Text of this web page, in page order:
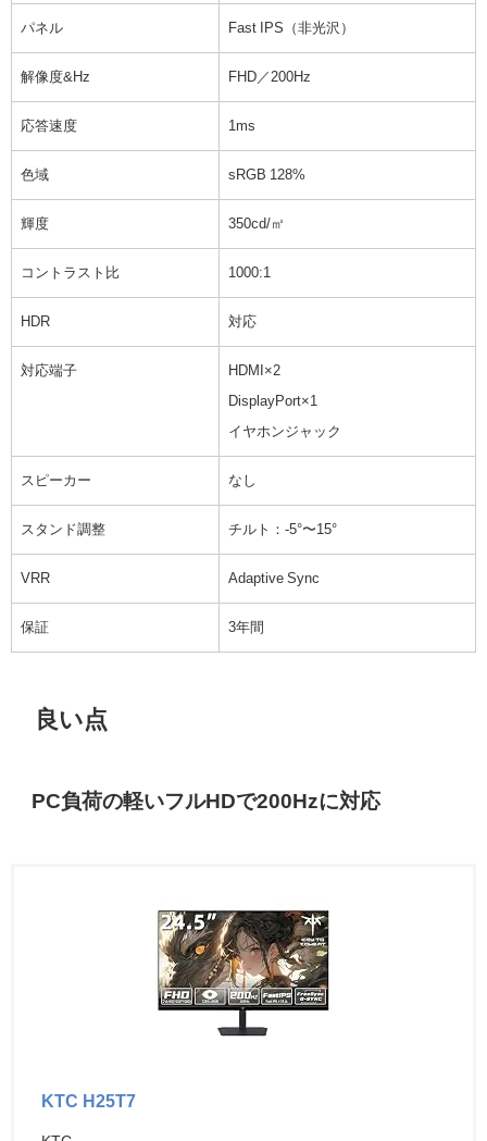
パネル Fast IPS（非光沢）
解像度&Hz FHD／200Hz
応答速度 1ms
色域 sRGB 128%
輝度 350cd/㎡
コントラスト比 1000:1
HDR 対応
対応端子 HDMI×2
DisplayPort×1
イヤホンジャック
スピーカー なし
スタンド調整 チルト：-5°〜15°
VRR Adaptive Sync
保証 3年間
良い点
PC負荷の軽いフルHDで200Hzに対応
KTC H25T7